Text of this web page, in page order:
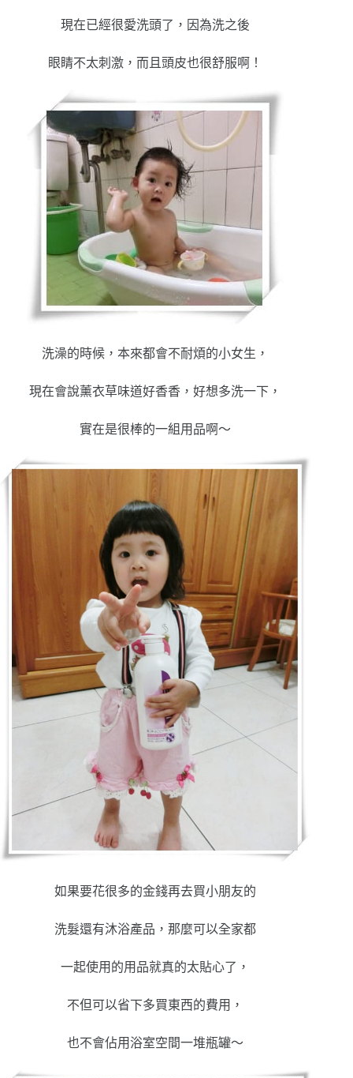
現在已經很愛洗頭了，因為洗之後
眼睛不太刺激，而且頭皮也很舒服啊！
洗澡的時候，本來都會不耐煩的小女生，
現在會說薰衣草味道好香香，好想多洗一下，
實在是很棒的一組用品啊～
如果要花很多的金錢再去買小朋友的
洗髮還有沐浴產品，那麼可以全家都
一起使用的用品就真的太貼心了，
不但可以省下多買東西的費用，
也不會佔用浴室空間一堆瓶罐～